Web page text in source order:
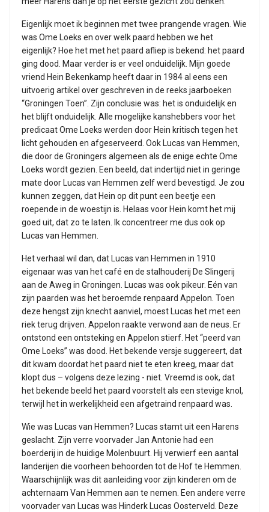
Eigenlijk moet ik beginnen met twee prangende vragen. Wie
was Ome Loeks en over welk paard hebben we het
eigenlijk? Hoe het met het paard afliep is bekend: het paard
ging dood. Maar verder is er veel onduidelijk. Mijn goede
vriend Hein Bekenkamp heeft daar in 1984 al eens een
uitvoerig artikel over geschreven in de reeks jaarboeken
“Groningen Toen”. Zijn conclusie was: het is onduidelijk en
het blijft onduidelijk. Alle mogelijke kanshebbers voor het
predicaat Ome Loeks werden door Hein kritisch tegen het
licht gehouden en afgeserveerd. Ook Lucas van Hemmen,
die door de Groningers algemeen als de enige echte Ome
Loeks wordt gezien. Een beeld, dat indertijd niet in geringe
mate door Lucas van Hemmen zelf werd bevestigd. Je zou
kunnen zeggen, dat Hein op dit punt een beetje een
roepende in de woestijn is. Helaas voor Hein komt het mij
goed uit, dat zo te laten. Ik concentreer me dus ook op
Lucas van Hemmen.
Het verhaal wil dan, dat Lucas van Hemmen in 1910
eigenaar was van het café en de stalhouderij De Slingerij
aan de Aweg in Groningen. Lucas was ook pikeur. Eén van
zijn paarden was het beroemde renpaard Appelon. Toen
deze hengst zijn knecht aanviel, moest Lucas het met een
riek terug drijven. Appelon raakte verwond aan de neus. Er
ontstond een ontsteking en Appelon stierf. Het “peerd van
Ome Loeks” was dood. Het bekende versje suggereert, dat
dit kwam doordat het paard niet te eten kreeg, maar dat
klopt dus – volgens deze lezing - niet. Vreemd is ook, dat
het bekende beeld het paard voorstelt als een stevige knol,
terwijl het in werkelijkheid een afgetraind renpaard was.
Wie was Lucas van Hemmen? Lucas stamt uit een Harens
geslacht. Zijn verre voorvader Jan Antonie had een
boerderij in de huidige Molenbuurt. Hij verwierf een aantal
landerijen die voorheen behoorden tot de Hof te Hemmen.
Waarschijnlijk was dit aanleiding voor zijn kinderen om de
achternaam Van Hemmen aan te nemen. Een andere verre
voorvader van Lucas was Hinderk Lucas Oosterveld. Deze